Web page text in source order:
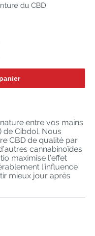
du CBD
entre vos mains
de Cibdol. Nous
CBD de qualité par
cannabinoïdes
maximise l’effet
l’influence
mieux jour après